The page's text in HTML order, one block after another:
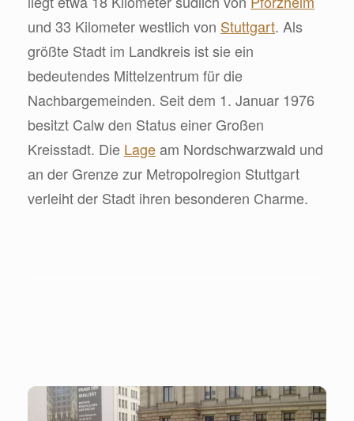
und 33 Kilometer westlich von Stuttgart. Als
größte Stadt im Landkreis ist sie ein
bedeutendes Mittelzentrum für die
Nachbargemeinden. Seit dem 1. Januar 1976
besitzt Calw den Status einer Großen
Kreisstadt. Die Lageam Nordschwarzwald und
an der Grenze zur Metropolregion Stuttgart
verleiht der Stadt ihren besonderen Charme.